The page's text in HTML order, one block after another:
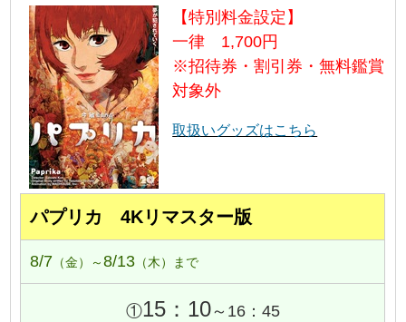
【特別料金設定】
一律 1,700円
※招待券・割引券・無料鑑賞
対象外
取扱いグッズはこちら
パプリカ 4Kリマスター版
8/7 （金）～8/13 （木）まで
①15：10～16：45